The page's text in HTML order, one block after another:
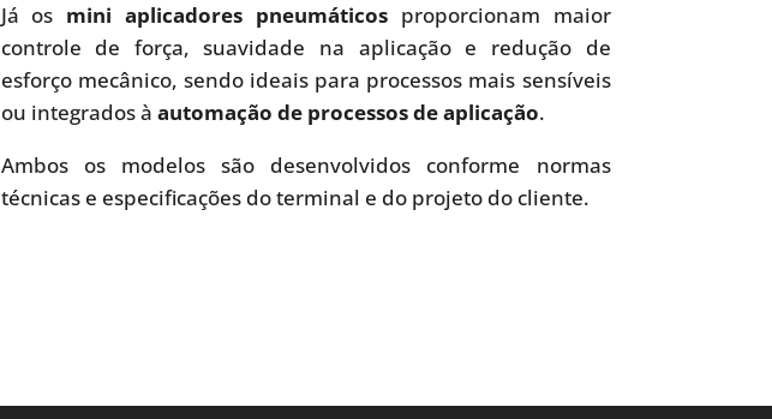
Já os mini aplicadores pneumáticosproporcionam maior
controle de força, suavidade na aplicação e redução de
esforço mecânico, sendo ideais para processos mais sensíveis
ou integrados à automação de processos de aplicação.
Ambos os modelos são desenvolvidos conforme normas
técnicas e especificações do terminal e do projeto do cliente.